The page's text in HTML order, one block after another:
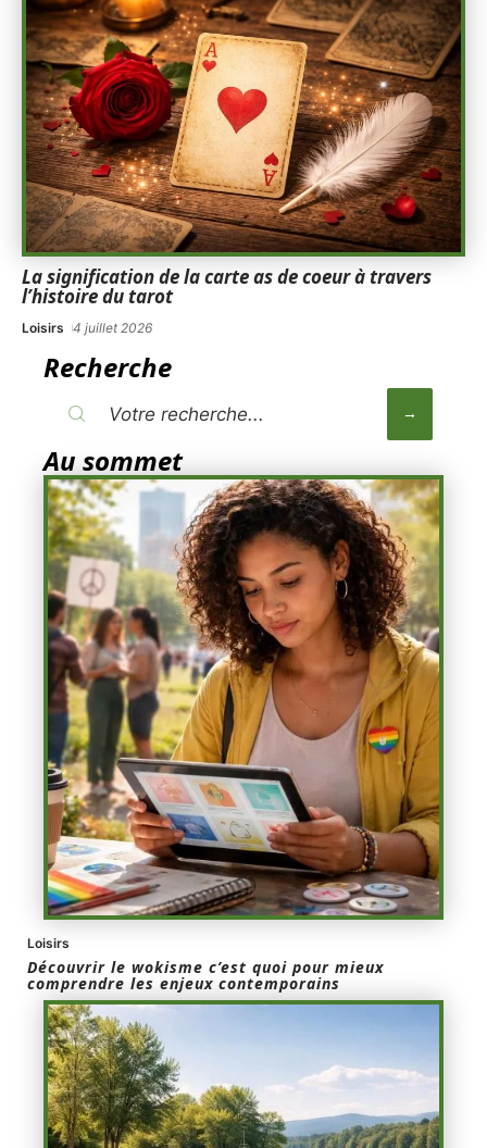
La signification de la carte as de coeur à travers
l’histoire du tarot
Loisirs 4 juillet 2026
Recherche
Au sommet
Loisirs
Découvrir le wokisme c’est quoi pour mieux
comprendre les enjeux contemporains